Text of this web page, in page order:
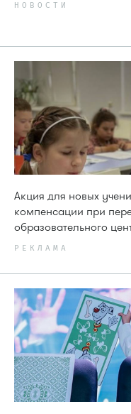
НОВОСТИ
Акция для новых
компенсации при
образовательного
РЕКЛАМА